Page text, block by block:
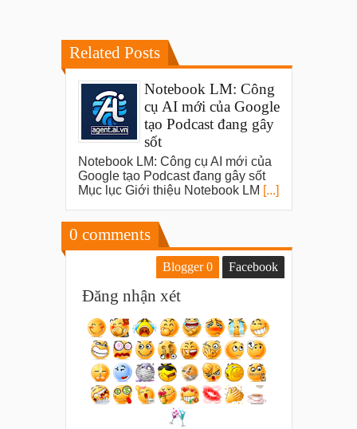
Related Posts
Notebook LM: Công
cụ AI mới của Google
tạo Podcast đang gây
sốt
Notebook LM: Công cụ AI mới của
Google tạo Podcast đang gây sốt
Mục lục Giới thiệu Notebook LM [...]
0 comments
Blogger0 Facebook
Đăng nhận xét